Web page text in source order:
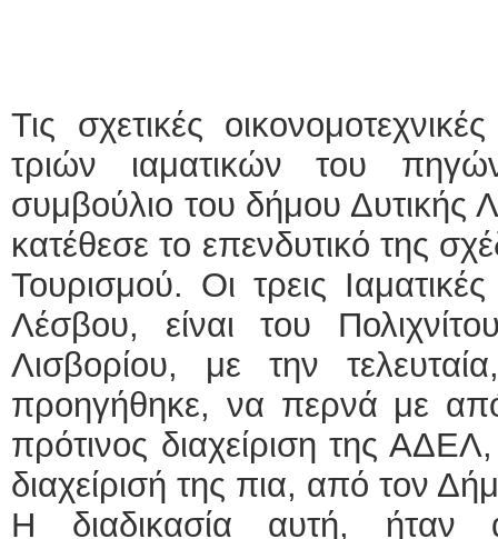
Τις σχετικές
τριών ιαματικών του
συμβούλιο του δήμου Δυτικής
κατέθεσε το επενδυτικό της
Τουρισμού. Οι τρεις
Λέσβου, είναι του
Λισβορίου, με την
προηγήθηκε, να περνά με
πρότινος διαχείριση της
διαχείρισή της πια, από τον
Η διαδικασία αυτή, ήταν